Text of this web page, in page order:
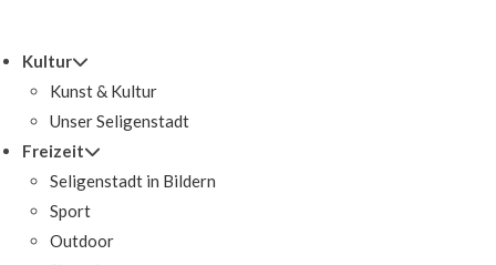
Kultur
Kunst & Kultur
Unser Seligenstadt
Freizeit
Seligenstadt in Bildern
Sport
Outdoor